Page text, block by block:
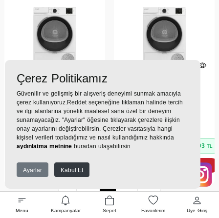
Menü Kampanyalar Sepet Favorilerim Üye Giriş
(0)
801 KMX 8 Kg Kurutma
Makinesi
30.899TL
3.021 TLx 9 Taksit =27.191 TL
Ekstra İndirim %12 = 23.928
Arçelik,802 KMX 8 Kg
Kurutma Makinesi
30.799TL
3.011 TL 27.103 TL
23.851 TL
İlk 1 Son
Çerez Politikamız
Güvenilir ve gelişmiş bir alışveriş deneyimi sunmak amacıyla
çerez kullanıyoruz.Reddet seçeneğine tıklaman halinde tercih
ve ilgi alanlarına yönelik maalesef sana özel bir deneyim
sunamayacağız. "Ayarlar" öğesine tıklayarak çerezlere ilişkin
onay ayarlarını değiştirebilirsin. Çerezler vasıtasıyla hangi
kişisel verileri topladığımız ve nasıl kullandığımız hakkında
aydınlatma metnine buradan ulaşabilirsin.
Ayarlar Kabul Et